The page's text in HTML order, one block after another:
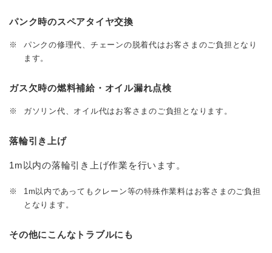
パンク時のスペアタイヤ交換
※
パンクの修理代、チェーンの脱着代はお客さまのご負担となり
ます。
ガス欠時の燃料補給・オイル漏れ点検
※ ガソリン代、オイル代はお客さまのご負担となります。
落輪引き上げ
1m以内の落輪引き上げ作業を行います。
※
1m以内であってもクレーン等の特殊作業料はお客さまのご負担
となります。
その他にこんなトラブルにも